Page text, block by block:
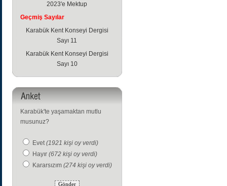
2023'e Mektup
Geçmiş Sayılar
Karabük Kent Konseyi Dergisi
Sayı 11
Karabük Kent Konseyi Dergisi
Sayı 10
Karabük'te yaşamaktan mutlu
musunuz?
Evet(1921 kişi oy verdi)
Hayır (672 kişi oy verdi)
Kararsızım (274 kişi oy verdi)